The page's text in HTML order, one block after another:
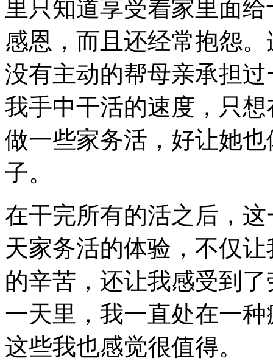
里只知道享受着家里面
感恩，而且还经常抱怨
没有主动的帮母亲承担
我手中干活的速度，只
做一些家务活，好让她
子。
在干完所有的活之后，
天家务活的体验，不仅
的辛苦，还让我感受到
一天里，我一直处在一
这些我也感觉很值得。